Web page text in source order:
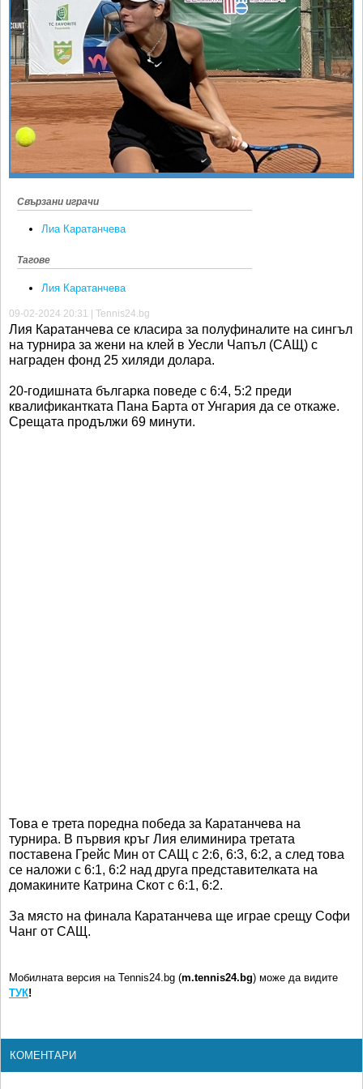
SOFIA OPEN
КЛУБОВЕ
БЛОГ
ВИДЕО
ЖЪЛТО
РАКЕТНИ
Ретро
Спорт&Фитнес
Други
Любители
Свързани играчи
Лиа Каратанчева
Тагове
Лия Каратанчева
09-02-2024 20:31 | Tennis24.bg
Лия Каратанчева се класира за полуфиналите на сингъл
на турнира за жени на клей в Уесли Чапъл (САЩ) с
награден фонд 25 хиляди долара.
20-годишната българка поведе с 6:4, 5:2 преди
квалификантката Пана Барта от Унгария да се откаже.
Срещата продължи 69 минути.
Това е трета поредна победа за Каратанчева на
турнира. В първия кръг Лия елиминира третата
поставена Грейс Мин от САЩ с 2:6, 6:3, 6:2, а след това
се наложи с 6:1, 6:2 над друга представителката на
домакините Катрина Скот с 6:1, 6:2.
За място на финала Каратанчева ще играе срещу Софи
Чанг от САЩ.
Мобилната версия на Tennis24.bg (m.tennis24.bg) може да видите
ТУК!
КОМЕНТАРИ